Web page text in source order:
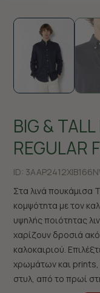
BIG &
REGULAR
ID:
Στα λινά πουκάμισα
κομψότητα με τον
υψηλής ποιότητας
χαρίζουν δροσιά
καλοκαιριού.
χρωμάτων και prints,
στυλ, από το πρωί